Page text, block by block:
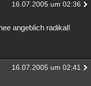
16.07.2005 um 02:36
angeblich radikal!
16.07.2005 um 02:41